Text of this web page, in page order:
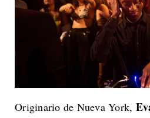
Originario de Nueva York,